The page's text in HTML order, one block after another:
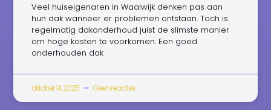
Veel huiseigenaren in Waalwijk denken pas aan
hun dak wanneer er problemen ontstaan. Toch is
regelmatig dakonderhoud juist de slimste manier
om hoge kosten te voorkomen. Een goed
onderhouden dak
oktober 14, 2025 Geen reacties